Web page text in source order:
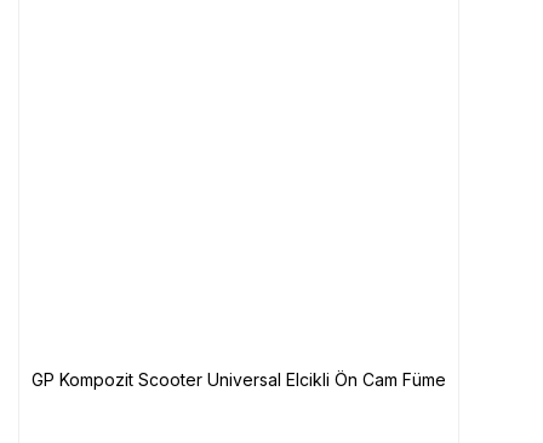
GP Kompozit Scooter Universal Elcikli Ön Cam Füme